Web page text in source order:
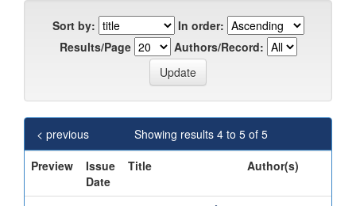
Sort by:
In order:
Results/Page
Authors/Record:
Showing results 4 to 5 of 5
< previous
Preview
Issue
Date
Title Author(s)